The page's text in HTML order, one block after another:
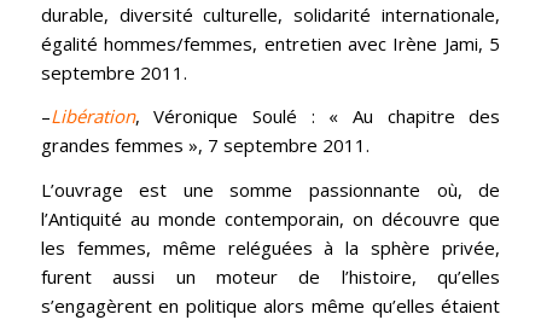
durable, diversité culturelle, solidarité internationale,
égalité hommes/femmes, entretien avec Irène Jami, 5
septembre 2011.
–Libération, Véronique Soulé : « Au chapitre des
grandes femmes », 7 septembre 2011.
L’ouvrage est une somme passionnante où, de
l’Antiquité au monde contemporain, on découvre que
les femmes, même reléguées à la sphère privée,
furent aussi un moteur de l’histoire, qu’elles
s’engagèrent en politique alors même qu’elles étaient